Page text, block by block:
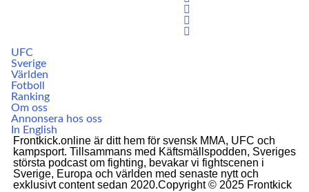
UFC
Sverige
Världen
Fotboll
Ranking
Om oss
Annonsera hos oss
In English
Frontkick.online är ditt hem för svensk MMA, UFC och
kampsport. Tillsammans med Käftsmällspodden, Sveriges
största podcast om fighting, bevakar vi fightscenen i
Sverige, Europa och världen med senaste nytt och
exklusivt content sedan 2020.Copyright © 2025 Frontkick